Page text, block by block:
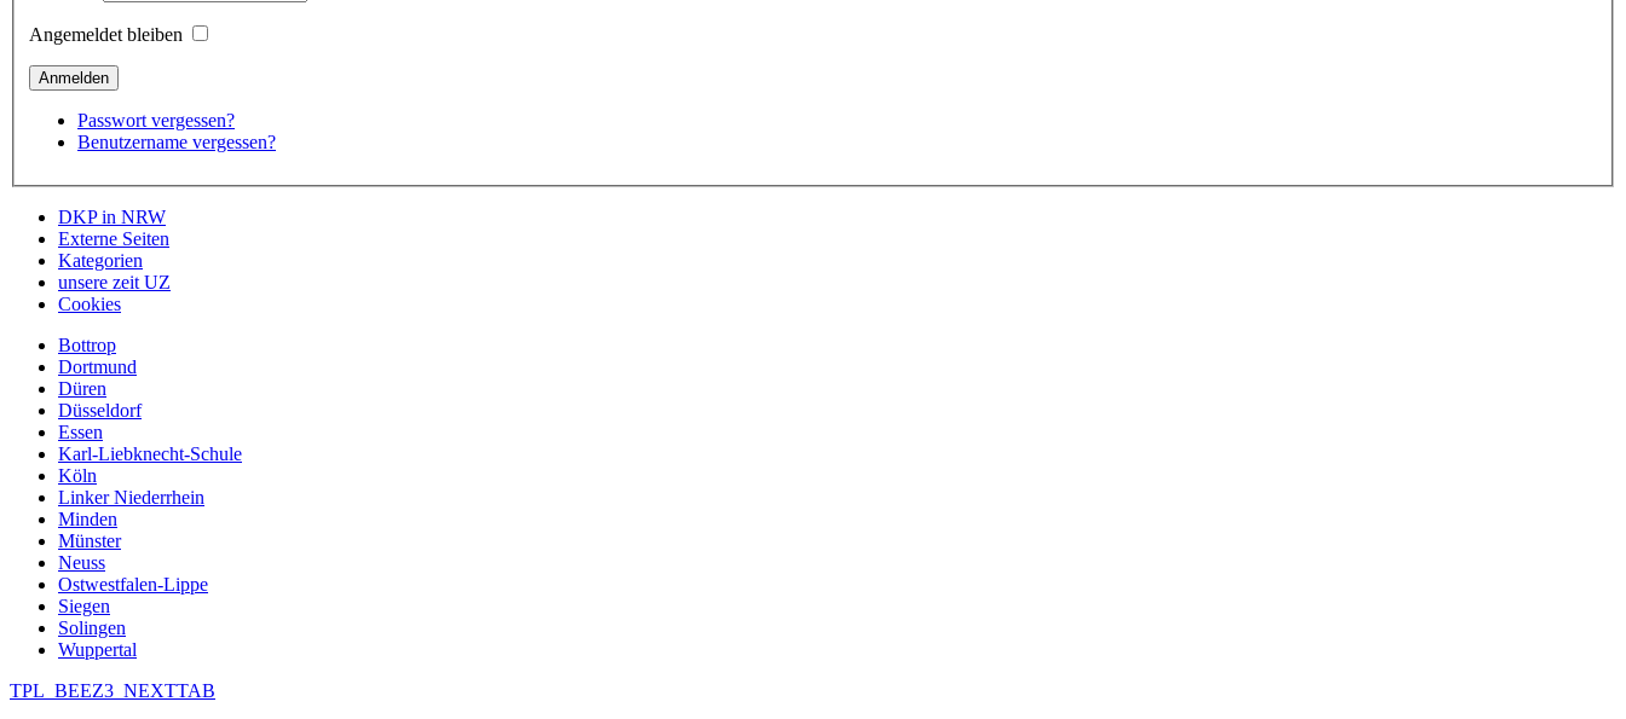
Angemeldet bleiben
Passwort vergessen?
Benutzername vergessen?
DKP in NRW
Externe Seiten
Kategorien
unsere zeit UZ
Cookies
Bottrop
Dortmund
Düren
Düsseldorf
Essen
Karl-Liebknecht-Schule
Köln
Linker Niederrhein
Minden
Münster
Neuss
Ostwestfalen-Lippe
Siegen
Solingen
Wuppertal
TPL_BEEZ3_NEXTTAB